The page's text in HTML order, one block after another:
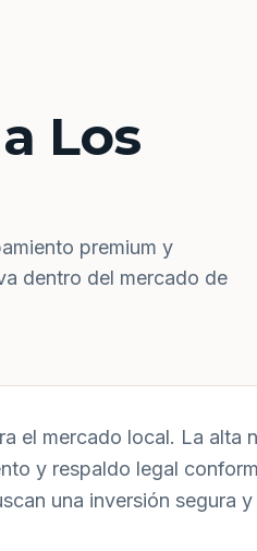
Los
premium y
dentro del mercado de
el mercado local. La alta
y respaldo legal
una inversión segura